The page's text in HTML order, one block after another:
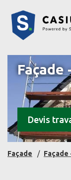
Façade
Devis
Façade Façade